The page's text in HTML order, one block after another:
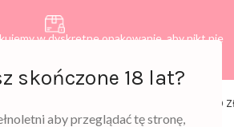
skończone 18 lat?
aby przeglądać tę stronę,
w dyskretne opakowanie, aby nikt nie
0,00